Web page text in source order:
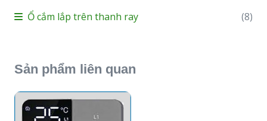
Ổ cắm lắp trên thanh ray
(8)
Sản phẩm liên quan